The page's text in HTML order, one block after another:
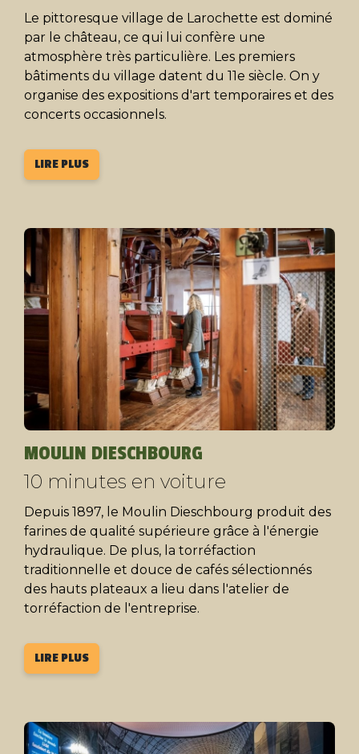
Le pittoresque village de Larochette est dominé
par le château, ce qui lui confère une
atmosphère très particulière. Les premiers
bâtiments du village datent du 11e siècle. On y
organise des expositions d'art temporaires et des
concerts occasionnels.
LIRE PLUS
MOULIN DIESCHBOURG
10 minutes en voiture
Depuis 1897, le Moulin Dieschbourg produit des
farines de qualité supérieure grâce à l'énergie
hydraulique. De plus, la torréfaction
traditionnelle et douce de cafés sélectionnés
des hauts plateaux a lieu dans l'atelier de
torréfaction de l'entreprise.
LIRE PLUS